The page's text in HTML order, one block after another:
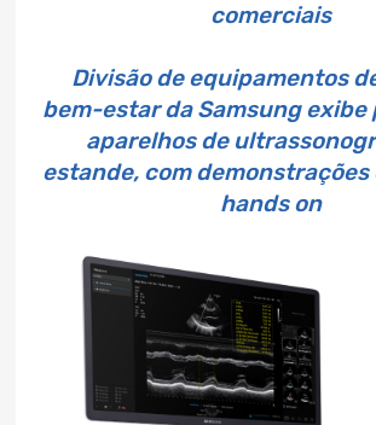
comerciais
Divisão de equipamentos
bem-estar da Samsung
aparelhos de
estande, com demonstrações
hands on